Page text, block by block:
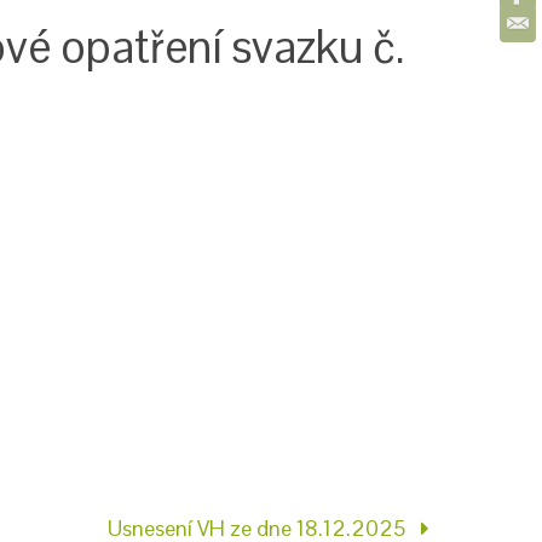
opatření svazku č.
Usnesení VH ze dne 18.12.2025